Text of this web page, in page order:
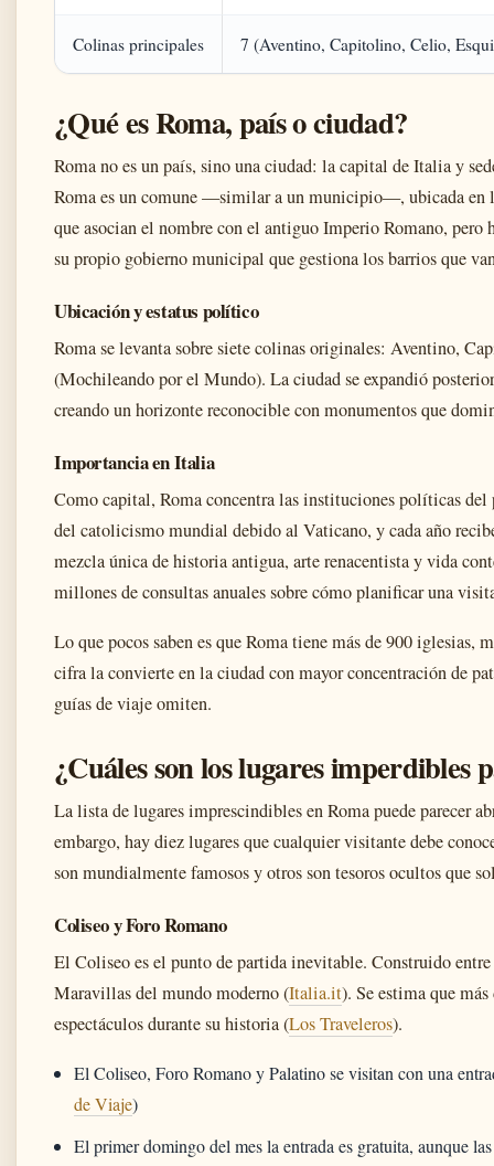
Colinas principales 7 (Aventino, Capitolino, Celio,
¿Qué es Roma, país o ciudad?
Roma no es un país, sino una ciudad: la capital de Italia y
Roma es un comune —similar a un municipio—, ubicada en
que asocian el nombre con el antiguo Imperio Romano,
su propio gobierno municipal que gestiona los barrios que
Ubicación y estatus político
Roma se levanta sobre siete colinas originales: Aventino,
(Mochileando por el Mundo). La ciudad se expandió
creando un horizonte reconocible con monumentos que
Importancia en Italia
Como capital, Roma concentra las instituciones políticas
del catolicismo mundial debido al Vaticano, y cada año
mezcla única de historia antigua, arte renacentista y vida
millones de consultas anuales sobre cómo planificar una
Lo que pocos saben es que Roma tiene más de 900 iglesias,
cifra la convierte en la ciudad con mayor concentración de
guías de viaje omiten.
¿Cuáles son los lugares imperdibles
La lista de lugares imprescindibles en Roma puede parecer
embargo, hay diez lugares que cualquier visitante debe
son mundialmente famosos y otros son tesoros ocultos que
Coliseo y Foro Romano
El Coliseo es el punto de partida inevitable. Construido
Maravillas del mundo moderno (Italia.it). Se estima que
espectáculos durante su historia (Los Traveleros).
El Coliseo, Foro Romano y Palatino se visitan con una
de Viaje)
El primer domingo del mes la entrada es gratuita, aunque